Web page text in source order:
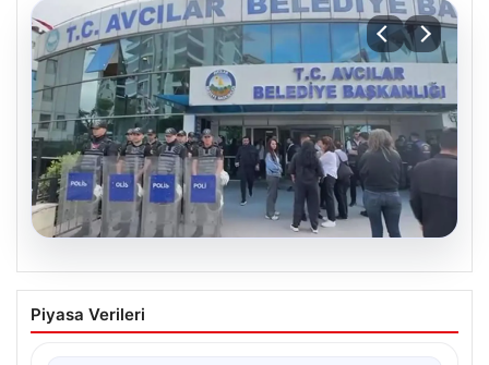
05.08.2026
Avcılar Belediyesi’ne operasyon. 12
şüpheli gözaltına alındı
Piyasa Verileri